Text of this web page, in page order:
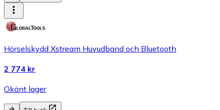
Hörselskydd Xstream Huvudband och Bluetooth
2 774 kr
Okänt lager